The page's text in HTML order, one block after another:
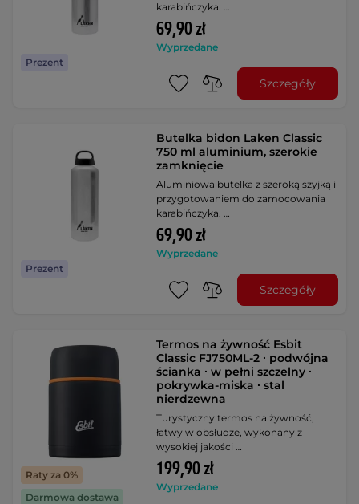
Prezent
karabińczyka. …
69,90 zł
Wyprzedane
Szczegóły
Prezent
Butelka bidon Laken Classic
750 ml aluminium, szerokie
zamknięcie
Aluminiowa butelka z szeroką szyjką i
przygotowaniem do zamocowania
karabińczyka. …
69,90 zł
Wyprzedane
Szczegóły
Raty za 0%
Darmowa dostawa
Termos na żywność Esbit
Classic FJ750ML-2 ∙ podwójna
ścianka ∙ w pełni szczelny ∙
pokrywka-miska ∙ stal
nierdzewna
Turystyczny termos na żywność,
łatwy w obsłudze, wykonany z
wysokiej jakości …
199,90 zł
Wyprzedane